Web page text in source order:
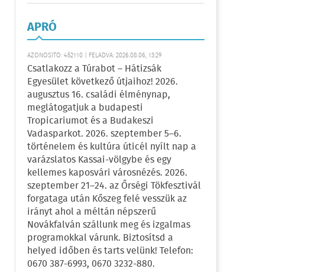
APRÓ
AZONOSÍTÓ: 452110 | FELADVA: 2026.08.06, 13:29
Csatlakozz a Túrabot – Hátizsák
Egyesület következő útjaihoz! 2026.
augusztus 16. családi élménynap,
meglátogatjuk a budapesti
Tropicariumot és a Budakeszi
Vadasparkot. 2026. szeptember 5–6.
történelem és kultúra úticél nyílt nap a
varázslatos Kassai-völgybe és egy
kellemes kaposvári városnézés. 2026.
szeptember 21–24. az Őrségi Tökfesztivál
forgataga után Kőszeg felé vesszük az
irányt ahol a méltán népszerű
Novákfalván szállunk meg és izgalmas
programokkal várunk. Biztosítsd a
helyed időben és tarts velünk! Telefon:
0670 387-6993, 0670 3232-880.